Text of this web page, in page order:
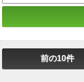
前の10件